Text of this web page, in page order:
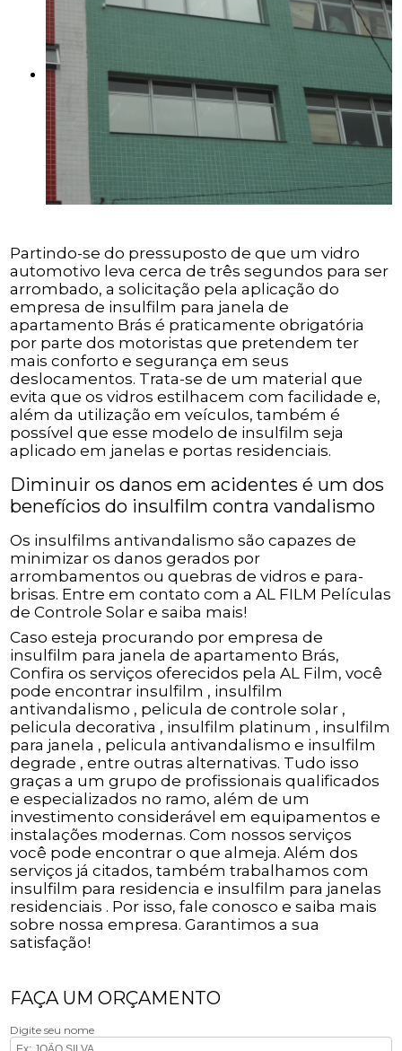
Partindo-se do pressuposto de que um vidro
automotivo leva cerca de três segundos para ser
arrombado, a solicitação pela aplicação do
empresa de insulfilm para janela de
apartamento Brás é praticamente obrigatória
por parte dos motoristas que pretendem ter
mais conforto e segurança em seus
deslocamentos. Trata-se de um material que
evita que os vidros estilhacem com facilidade e,
além da utilização em veículos, também é
possível que esse modelo de insulfilm seja
aplicado em janelas e portas residenciais.
Diminuir os danos em acidentes é um dos
benefícios do insulfilm contra vandalismo
Os insulfilms antivandalismo são capazes de
minimizar os danos gerados por
arrombamentos ou quebras de vidros e para-
brisas. Entre em contato com a AL FILM Películas
de Controle Solar e saiba mais!
Caso esteja procurando por empresa de
insulfilm para janela de apartamento Brás,
Confira os serviços oferecidos pela AL Film, você
pode encontrar insulfilm , insulfilm
antivandalismo , pelicula de controle solar ,
pelicula decorativa , insulfilm platinum , insulfilm
para janela , pelicula antivandalismo e insulfilm
degrade , entre outras alternativas. Tudo isso
graças a um grupo de profissionais qualificados
e especializados no ramo, além de um
investimento considerável em equipamentos e
instalações modernas. Com nossos serviços
você pode encontrar o que almeja. Além dos
serviços já citados, também trabalhamos com
insulfilm para residencia e insulfilm para janelas
residenciais . Por isso, fale conosco e saiba mais
sobre nossa empresa. Garantimos a sua
satisfação!
FAÇA UM ORÇAMENTO
Digite seu nome